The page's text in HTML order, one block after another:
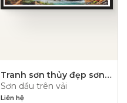
Tranh sơn thủy đẹp sơn
dầu- PN1124
Sơn dầu trên vải
Liên hệ